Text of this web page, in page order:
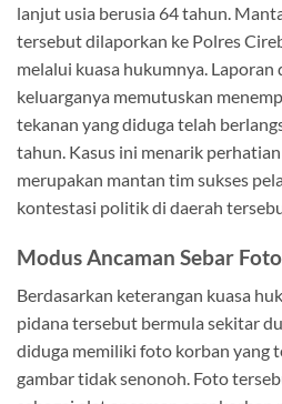
lanjut usia berusia 64 tahun.
tersebut dilaporkan ke Polres
melalui kuasa hukumnya.
keluarganya memutuskan
tekanan yang diduga telah
tahun. Kasus ini menarik
merupakan mantan tim sukses
kontestasi politik di daerah
Modus Ancaman Sebar
Berdasarkan keterangan kuasa
pidana tersebut bermula sekitar
diduga memiliki foto korban yang
gambar tidak senonoh. Foto